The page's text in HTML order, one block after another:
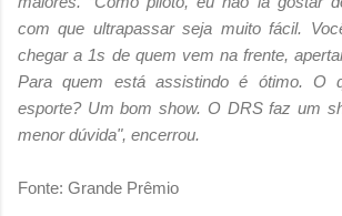
com que ultrapassar seja muito fácil.
chegar a 1s de quem vem na frente,
Para quem está assistindo é ótimo. O
esporte? Um bom show. O DRS faz um
menor dúvida", encerrou.
Fonte: Grande Prêmio